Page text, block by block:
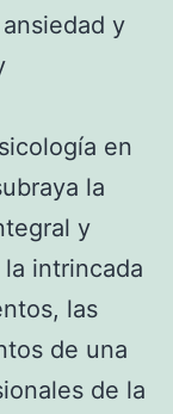
y
en
la
y
intrincada
las
de una
de la